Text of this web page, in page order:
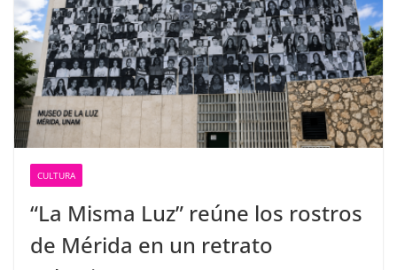
CULTURA
“La Misma Luz” reúne los rostros
de Mérida en un retrato